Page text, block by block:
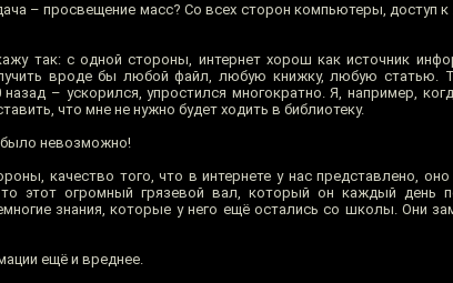
– просвещение масс? Со всех сторон компьютеры, доступ
так: с одной стороны, интернет хорош как источник
вроде бы любой файл, любую книжку, любую статью.
– ускорился, упростился многократно. Я, например,
что мне не нужно будет ходить в библиотеку.
невозможно!
качество того, что в интернете у нас представлено,
этот огромный грязевой вал, который он каждый день
знания, которые у него ещё остались со школы. Они
ещё и вреднее.